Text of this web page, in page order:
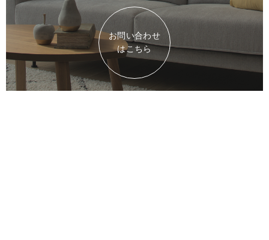
お問い合わせ
はこちら